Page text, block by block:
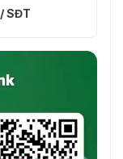
SĐT